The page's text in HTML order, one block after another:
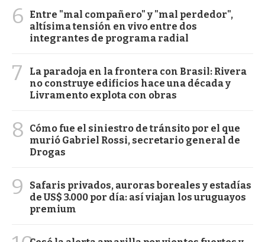
6
Entre "mal compañero" y "mal perdedor",
altísima tensión en vivo entre dos
integrantes de programa radial
7
La paradoja en la frontera con Brasil: Rivera
no construye edificios hace una década y
Livramento explota con obras
8
Cómo fue el siniestro de tránsito por el que
murió Gabriel Rossi, secretario general de
Drogas
9
Safaris privados, auroras boreales y estadías
de US$ 3.000 por día: así viajan los uruguayos
premium